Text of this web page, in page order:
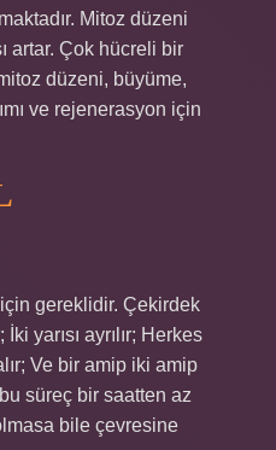
Mitoz düzeni
artar. Çok hücreli bir
düzeni, büyüme,
ve rejenerasyon için
gereklidir. Çekirdek
yarısı ayrılır; Herkes
Ve bir amip iki amip
süreç bir saatten az
bile çevresine